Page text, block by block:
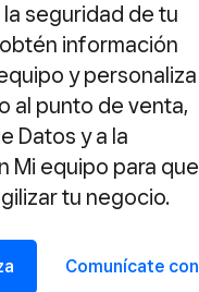
seguridad de tu
información
y personaliza
al punto de venta,
Datos y a la
Mi equipo para que
tu negocio.
Comunícate con